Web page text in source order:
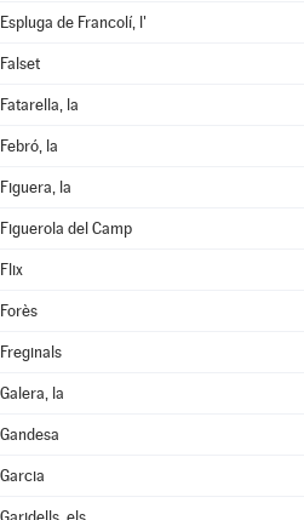
Espluga de Francolí, l'
Falset
Fatarella, la
Febró, la
Figuera, la
Figuerola del Camp
Flix
Forès
Freginals
Galera, la
Gandesa
Garcia